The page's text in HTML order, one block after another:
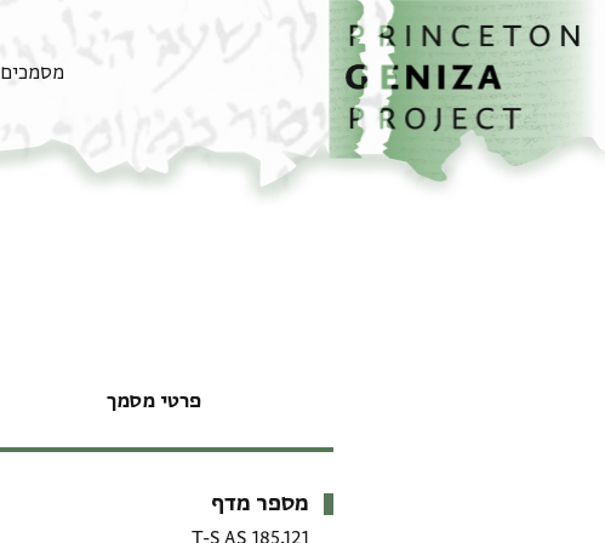
דילוג לתוכן
דף הבית
מסמכים
פרטי מסמך
מטא-דאטא
מספר מדף